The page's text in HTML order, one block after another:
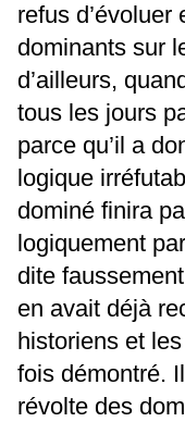
refus
dominants sur
d’ailleurs,
tous les jours
parce qu’il a
logique
dominé finira
logiquement
dite
en avait déjà
historiens et
fois démontré.
révolte des